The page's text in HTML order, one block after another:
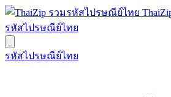
รหัสไปรษณีย์ไทย
รหัสไปรษณีย์ไทย